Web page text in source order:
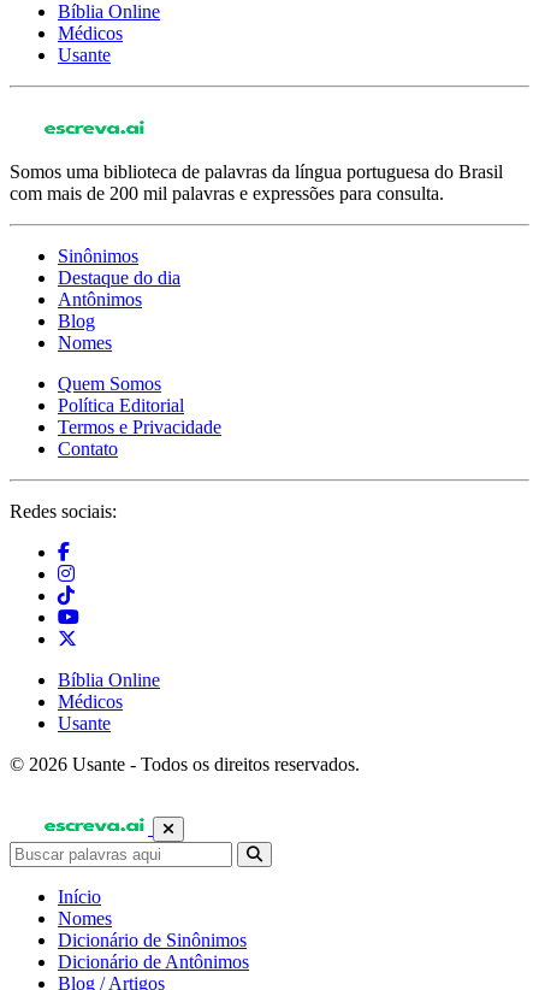
Bíblia Online
Médicos
Usante
Somos uma biblioteca de palavras da língua portuguesa do Brasil
com mais de 200 mil palavras e expressões para consulta.
Sinônimos
Destaque do dia
Antônimos
Blog
Nomes
Quem Somos
Política Editorial
Termos e Privacidade
Contato
Redes sociais:
Bíblia Online
Médicos
Usante
© 2026 Usante - Todos os direitos reservados.
Início
Nomes
Dicionário de Sinônimos
Dicionário de Antônimos
Blog / Artigos